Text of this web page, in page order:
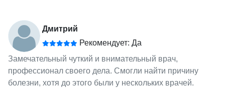
Дмитрий
Рекомендует: Да
Замечательный чуткий и внимательный врач,
профессионал своего дела. Смогли найти причину
болезни, хотя до этого были у нескольких врачей.